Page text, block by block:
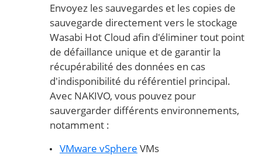
Envoyez les sauvegardes et les copies de
sauvegarde directement vers le stockage
Wasabi Hot Cloud afin d'éliminer tout point
de défaillance unique et de garantir la
récupérabilité des données en cas
d'indisponibilité du référentiel principal.
Avec NAKIVO, vous pouvez pour
sauvergarder différents environnements,
notamment :
VMware vSphere VMs